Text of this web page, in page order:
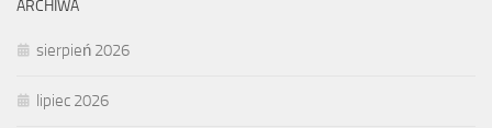
ARCHIWA
sierpień 2026
lipiec 2026